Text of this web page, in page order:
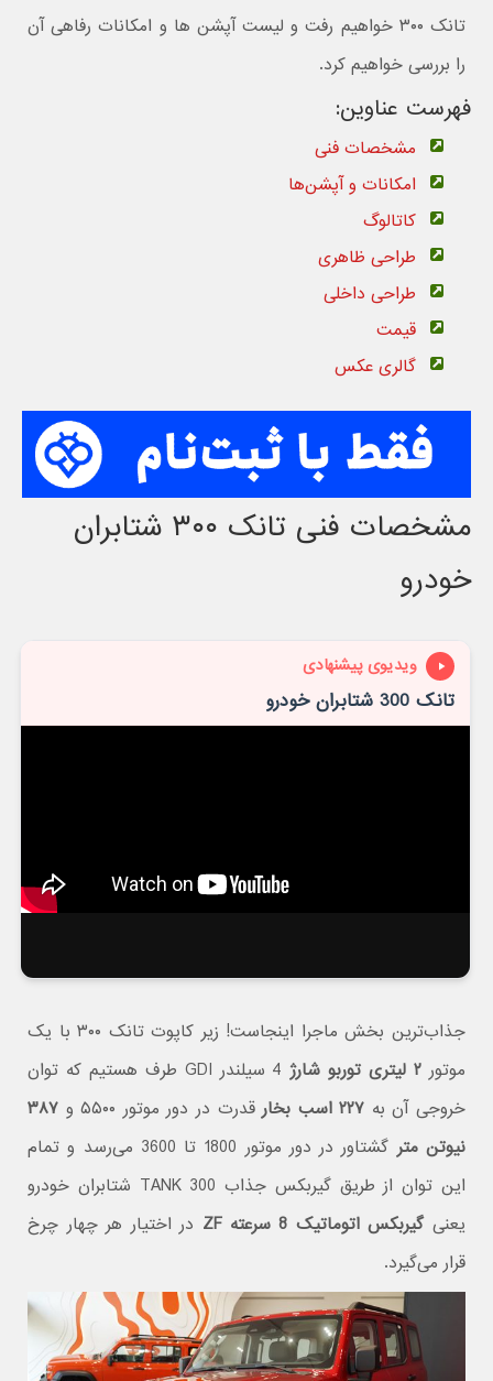
تانک ۳۰۰ خواهیم رفت و لیست آپشن ها و امکانات رفاهی آن
را بررسی خواهیم کرد.
فهرست عناوین:
مشخصات فنی
امکانات و آپشن‌ها
کاتالوگ
طراحی ظاهری
طراحی داخلی
قیمت
گالری عکس
مشخصات فنی تانک ۳۰۰ شتابران
خودرو
ویدیوی پیشنهادی
تانک 300 شتابران خودرو
جذاب‌ترین بخش ماجرا اینجاست! زیر کاپوت تانک ۳۰۰ با یک
موتور ۲ لیتری توربو شارژ
4 سیلندر GDI طرف هستیم که توان
خروجی آن به ۲۲۷ اسب بخار قدرت در دور موتور ۵۵۰۰ و
۳۸۷
نیوتن متر
گشتاور در دور موتور 1800 تا 3600 می‌رسد و تمام
این توان از طریق گیربکس جذاب TANK 300 شتابران خودرو
یعنیگیربکس اتوماتیک 8 سرعته ZF
در اختیار هر چهار چرخ
قرار می‌گیرد.